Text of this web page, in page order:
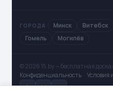
ГОРОДА Минск Витебск
Гомель
Могилёв
© 2026 15.by — бесплатная доска
Конфиденциальность · Условия
✈ V ◻